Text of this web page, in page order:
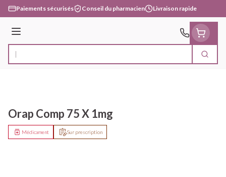
Aller au contenu
Paiements sécurisés Conseil du pharmacien Livraison rapide
Menu
Rechercher
Orap Comp 75 X 1mg
Sur prescription
Médicament